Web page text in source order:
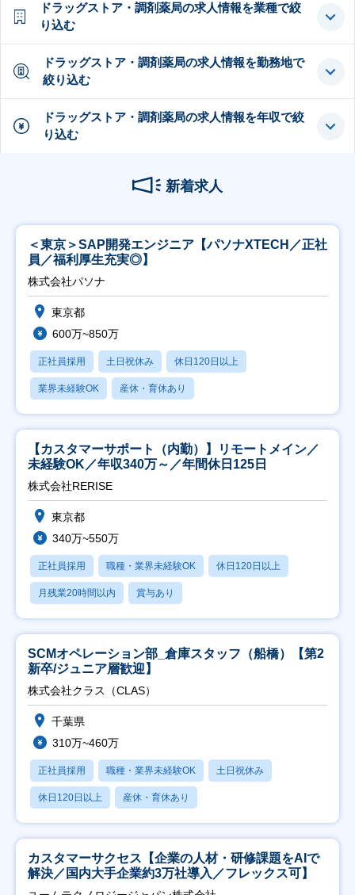
ドラッグストア・調剤薬局の求人情報を業種で絞
り込む
ドラッグストア・調剤薬局の求人情報を勤務地で
絞り込む
ドラッグストア・調剤薬局の求人情報を年収で絞
り込む
新着求人
＜東京＞SAP開発エンジニア【パソナXTECH／正社
員／福利厚生充実◎】
株式会社パソナ
東京都
600万~850万
正社員採用 土日祝休み 休日120日以上
業界未経験OK 産休・育休あり
【カスタマーサポート（内勤）】リモートメイン／
未経験OK／年収340万～／年間休日125日
株式会社RERISE
東京都
340万~550万
正社員採用 職種・業界未経験OK 休日120日以上
月残業20時間以内 賞与あり
SCMオペレーション部_倉庫スタッフ（船橋）【第2
新卒/ジュニア層歓迎】
株式会社クラス（CLAS）
千葉県
310万~460万
正社員採用 職種・業界未経験OK 土日祝休み
休日120日以上 産休・育休あり
カスタマーサクセス【企業の人材・研修課題をAIで
解決／国内大手企業約3万社導入／フレックス可】